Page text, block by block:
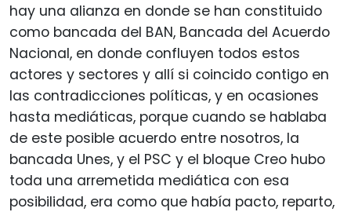
hay una alianza en donde se han constituido
como bancada del BAN, Bancada del Acuerdo
Nacional, en donde confluyen todos estos
actores y sectores y allí si coincido contigo en
las contradicciones políticas, y en ocasiones
hasta mediáticas, porque cuando se hablaba
de este posible acuerdo entre nosotros, la
bancada Unes, y el PSC y el bloque Creo hubo
toda una arremetida mediática con esa
posibilidad, era como que había pacto, reparto,